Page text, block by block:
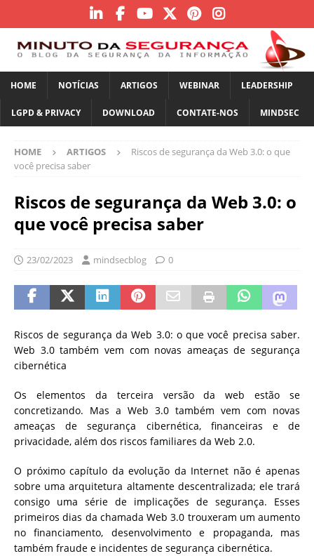
HOME NOTÍCIAS ARTIGOS WEBINAR LEADERSHIP
LGPD & PRIVACY DOWNLOAD CONTATE-NOS MINDSEC
HOME ARTIGOS
Riscos de segurança da Web 3.0: o que
você precisa saber
Riscos de segurança da Web 3.0: o
que você precisa saber
23/02/2023 mindsecblog 0
Riscos de segurança da Web 3.0: o que você precisa saber.
Web 3.0 também vem com novas ameaças de segurança
cibernética
Os elementos da terceira versão da web estão se
concretizando. Mas a Web 3.0 também vem com novas
ameaças de segurança cibernética, financeiras e de
privacidade, além dos riscos familiares da Web 2.0.
O próximo capítulo da evolução da Internet não é apenas
sobre uma arquitetura altamente descentralizada; ele trará
consigo uma série de implicações de segurança. Esses
primeiros dias da chamada Web 3.0 trouxeram um aumento
no financiamento, desenvolvimento e propaganda, mas
também fraude e incidentes de segurança cibernética.